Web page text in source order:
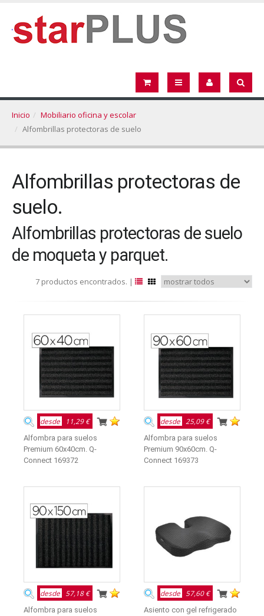
Inicio
Mobiliario oficina y escolar
Alfombrillas protectoras de suelo
Alfombrillas protectoras de
suelo.
Alfombrillas protectoras de suelo
de moqueta y parquet.
7 productos encontrados. |
desde 11,29 €
Alfombra para suelos
Premium 60x40cm. Q-
Connect 169372
desde 25,09 €
Alfombra para suelos
Premium 90x60cm. Q-
Connect 169373
desde 57,18 €
Alfombra para suelos
desde 57,60 €
Asiento con gel refrigerado